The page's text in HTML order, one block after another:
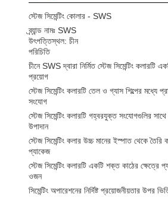
স্টেজ সিমেন্টিং কোলার - SWS
ব্র্যান্ড নামঃ SWS
উৎপত্তিস্থল: চীন
পরিচিতি
চীনে SWS দ্বারা নির্মিত স্টেজ সিমেন্টিং কলারটি
প্রয়োগ
স্টেজ সিমেন্টিং কলারটি তেল ও গ্যাস শিল্পের
সংযোগ
স্টেজ সিমেন্টিং কলারটি গহ্বরযুক্ত সংযোগগুলির
উপাদান
স্টেজ সিমেন্টিং কলার উচ্চ মানের ইস্পাত থেকে
প্যাকেজ
স্টেজ সিমেন্টিং কলারটি একটি শক্ত কাঠের ক্ষেত্রে
ওজন
সিমেন্টিং অপারেশনের নির্দিষ্ট প্রয়োজনীয়তার